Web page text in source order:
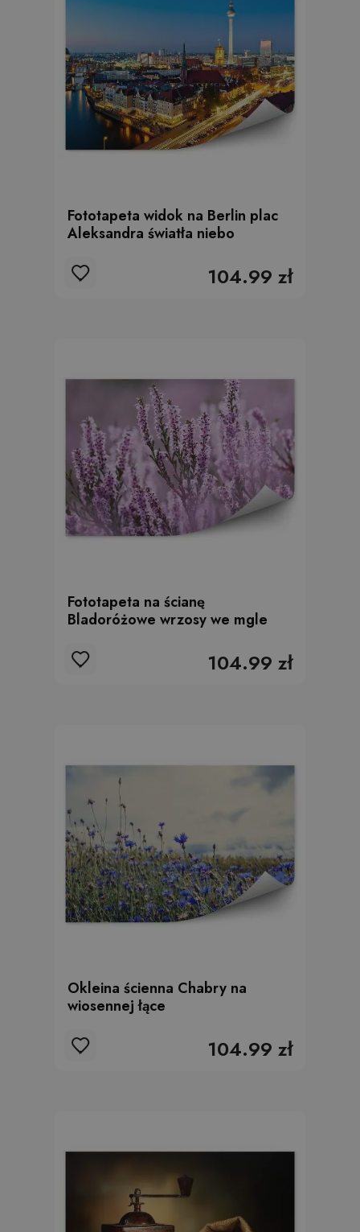
Fototapeta widok na Berlin plac
Aleksandra światła niebo
104.99 zł
Fototapeta na ścianę
Bladoróżowe wrzosy we mgle
104.99 zł
Okleina ścienna Chabry na
wiosennej łące
104.99 zł